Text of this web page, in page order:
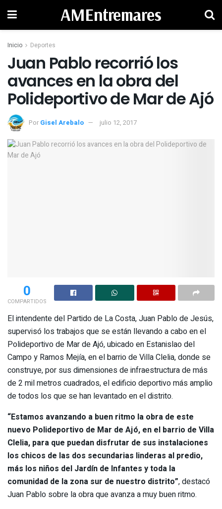
AMEntremares
Inicio Deportes
Juan Pablo recorrió los
avances en la obra del
Polideportivo de Mar de Ajó
Por Gisel Arebalo julio 12, 2017
0
COMPARTIDOS
El intendente del Partido de La Costa, Juan Pablo de Jesús,
supervisó los trabajos que se están llevando a cabo en el
Polideportivo de Mar de Ajó, ubicado en Estanislao del
Campo y Ramos Mejía, en el barrio de Villa Clelia, donde se
construye, por sus dimensiones de infraestructura de más
de 2 mil metros cuadrados, el edificio deportivo más amplio
de todos los que se han levantado en el distrito.
“Estamos avanzando a buen ritmo la obra de este
nuevo Polideportivo de Mar de Ajó, en el barrio de Villa
Clelia, para que puedan disfrutar de sus instalaciones
los chicos de las dos secundarias linderas al predio,
más los niños del Jardín de Infantes y toda la
comunidad de la zona sur de nuestro distrito”, destacó
Juan Pablo sobre la obra que avanza a muy buen ritmo.